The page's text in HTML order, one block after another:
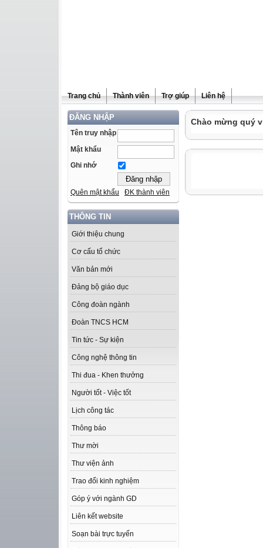
Trang chủ Thành viên Trợ giúp Liên hệ
ĐĂNG NHẬP
Tên truy nhập
Mật khẩu
Ghi nhớ
Quên mật khẩu ĐK thành viên
THÔNG TIN
Giới thiệu chung
Cơ cấu tổ chức
Văn bản mới
Đảng bộ giáo dục
Công đoàn ngành
Đoàn TNCS HCM
Tin tức - Sự kiện
Công nghệ thông tin
Thi đua - Khen thưởng
Người tốt - Việc tốt
Lịch công tác
Thông báo
Thư mời
Thư viện ảnh
Trao đổi kinh nghiệm
Góp ý với ngành GD
Liên kết website
Soạn bài trực tuyến
Chào mừng quý